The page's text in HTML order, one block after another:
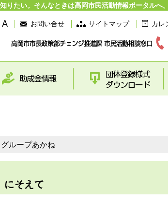
たい。そんなときは高岡市民活動情報ポータルへ。
お問い合せ サイトマップ カレ
ループあかね
にそえて